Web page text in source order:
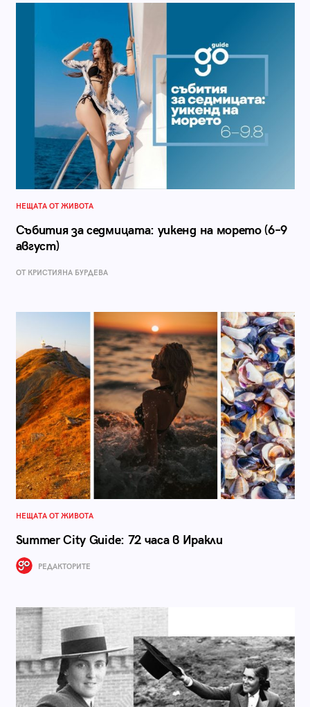
НЕЩАТА ОТ ЖИВОТА
Събития за седмицата: уикенд на морето (6–9
август)
ОТ КРИСТИЯНА БУРДЕВА
НЕЩАТА ОТ ЖИВОТА
Summer City Guide: 72 часа в Иракли
РЕДАКТОРИТЕ